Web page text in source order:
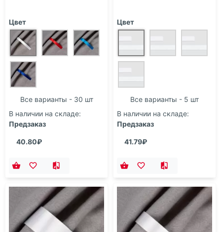
Цвет
Все варианты - 30 шт
В наличии на складе:
Предзаказ
40.80₽
Цвет
Все варианты - 5 шт
В наличии на складе:
Предзаказ
41.79₽